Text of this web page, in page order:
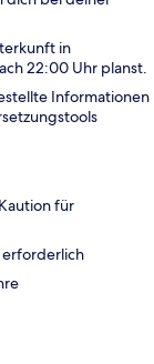
in
22:00 Uhr planst.
Informationen
für
erforderlich